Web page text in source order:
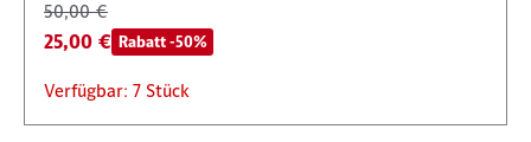
50,00 €
25,00 € Rabatt -50%
Verfügbar: 7 Stück